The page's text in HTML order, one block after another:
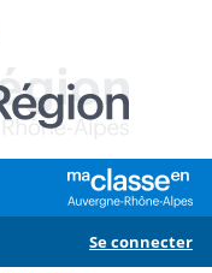
Se connecter